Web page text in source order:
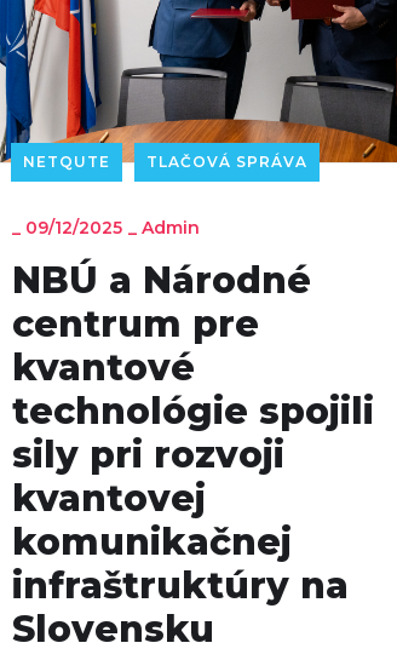
NETQUTE TLAČOVÁ SPRÁVA
_ 09/12/2025 _ Admin
NBÚ a Národné
centrum pre
kvantové
technológie spojili
sily pri rozvoji
kvantovej
komunikačnej
infraštruktúry na
Slovensku